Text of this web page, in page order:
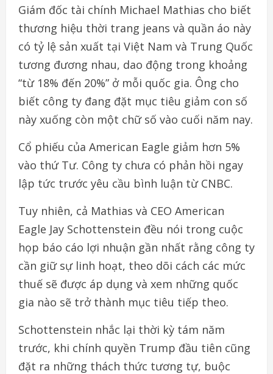
Giám đốc tài chính Michael Mathias cho biết
thương hiệu thời trang jeans và quần áo này
có tỷ lệ sản xuất tại Việt Nam và Trung Quốc
tương đương nhau, dao động trong khoảng
“từ 18% đến 20%” ở mỗi quốc gia. Ông cho
biết công ty đang đặt mục tiêu giảm con số
này xuống còn một chữ số vào cuối năm nay.
Cổ phiếu của American Eagle giảm hơn 5%
vào thứ Tư. Công ty chưa có phản hồi ngay
lập tức trước yêu cầu bình luận từ CNBC.
Tuy nhiên, cả Mathias và CEO American
Eagle Jay Schottenstein đều nói trong cuộc
họp báo cáo lợi nhuận gần nhất rằng công ty
cần giữ sự linh hoạt, theo dõi cách các mức
thuế sẽ được áp dụng và xem những quốc
gia nào sẽ trở thành mục tiêu tiếp theo.
Schottenstein nhắc lại thời kỳ tám năm
trước, khi chính quyền Trump đầu tiên cũng
đặt ra những thách thức tương tự, buộc